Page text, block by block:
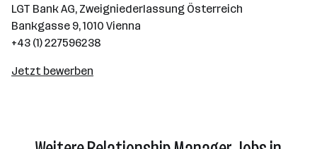
LGT Bank AG, Zweigniederlassung Österreich
Bankgasse 9, 1010 Vienna
+43 (1) 227596238
Jetzt bewerben